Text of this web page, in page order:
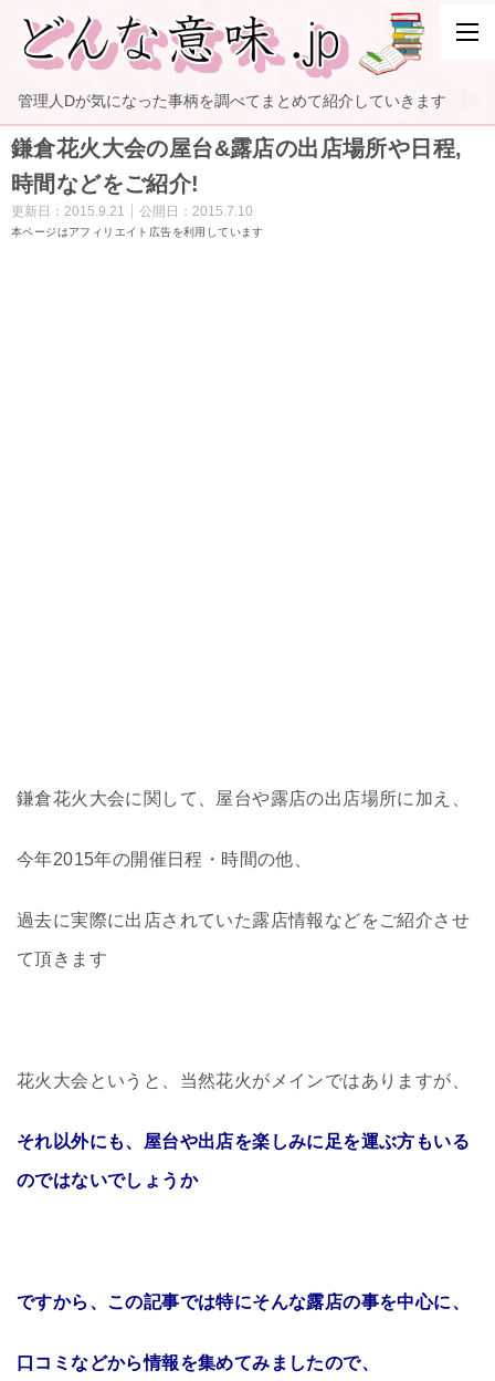
管理人Dが気になった事柄を調べてまとめて紹介していきます
鎌倉花火大会の屋台&露店の出店場所や日程,
時間などをご紹介!
更新日： 2015.9.21 公開日： 2015.7.10
本ページはアフィリエイト広告を利用しています
鎌倉花火大会に関して、屋台や露店の出店場所に加え、
今年2015年の開催日程・時間の他、
過去に実際に出店されていた露店情報などをご紹介させ
て頂きます
花火大会というと、当然花火がメインではありますが、
それ以外にも、屋台や出店を楽しみに足を運ぶ方もいる
のではないでしょうか
ですから、この記事では特にそんな露店の事を中心に、
口コミなどから情報を集めてみましたので、